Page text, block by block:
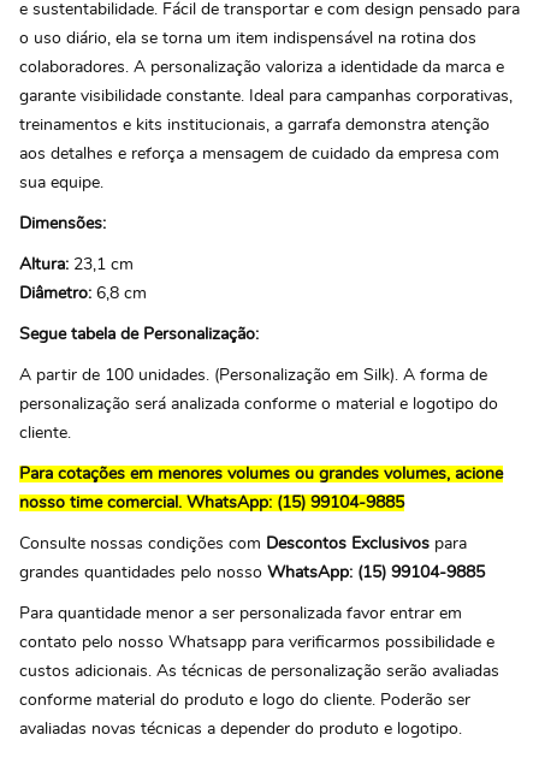
e sustentabilidade. Fácil de transportar e com design pensado para
o uso diário, ela se torna um item indispensável na rotina dos
colaboradores. A personalização valoriza a identidade da marca e
garante visibilidade constante. Ideal para campanhas corporativas,
treinamentos e kits institucionais, a garrafa demonstra atenção
aos detalhes e reforça a mensagem de cuidado da empresa com
sua equipe.
Dimensões:
Altura: 23,1 cm
Diâmetro: 6,8 cm
Segue tabela de Personalização:
A partir de 100 unidades. (Personalização em Silk). A forma de
personalização será analizada conforme o material e logotipo do
cliente.
Para cotações em menores volumes ou grandes volumes, acione
nosso time comercial. WhatsApp: (15) 99104-9885
Consulte nossas condições com Descontos Exclusivos para
grandes quantidades pelo nosso WhatsApp: (15) 99104-9885
Para quantidade menor a ser personalizada favor entrar em
contato pelo nosso Whatsapp para verificarmos possibilidade e
custos adicionais. As técnicas de personalização serão avaliadas
conforme material do produto e logo do cliente. Poderão ser
avaliadas novas técnicas a depender do produto e logotipo.